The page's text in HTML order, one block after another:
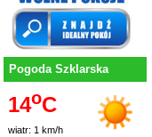
Pogoda Szklarska
14oC
wiatr: 1 km/h